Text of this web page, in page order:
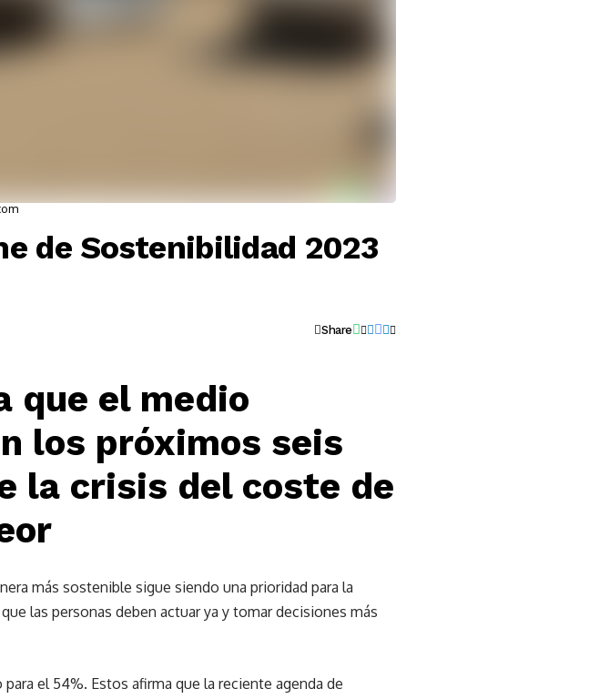
de Sostenibilidad 2023
Share
que el medio
los próximos seis
la crisis del coste de
más sostenible sigue siendo una prioridad para la
las personas deben actuar ya y tomar decisiones más
el 54%. Estos afirma que la reciente agenda de